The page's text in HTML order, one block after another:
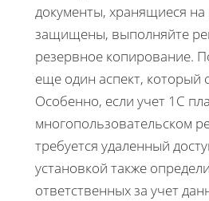
документы, хранящиеся
защищены, выполняйте
резервное копирование.
еще один аспект, который
Особенно, если учет 1С
многопользовательском
требуется удаленный
установкой также
ответственных за учет